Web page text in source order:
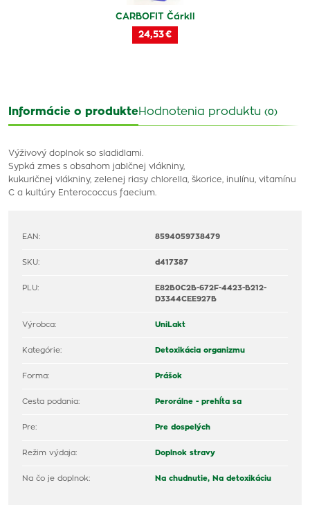
CARBOFIT Čárkll
24,53 €
Informácie o produkteHodnotenia produktu (0)
Výživový doplnok so sladidlami.
Sypká zmes s obsahom jablčnej vlákniny,
kukuričnej vlákniny, zelenej riasy chlorella, škorice, inulínu, vitamínu
C a kultúry Enterococcus faecium.
EAN: 8594059738479
SKU: d417387
PLU:
E82B0C2B-672F-4423-B212-
D3344CEE927B
Výrobca: UniLakt
Kategórie: Detoxikácia organizmu
Forma: Prášok
Cesta podania: Perorálne - prehĺta sa
Pre: Pre dospelých
Režim výdaja: Doplnok stravy
Na čo je doplnok: Na chudnutie, Na detoxikáciu